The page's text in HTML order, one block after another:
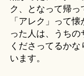
ク、となって帰っ
「アレク」って
った人は、うち
くださってるか
います。